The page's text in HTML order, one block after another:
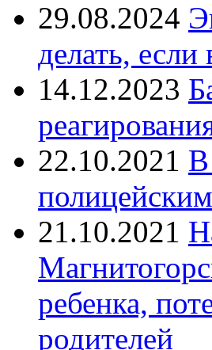
29.08.2024
делать,
14.12.2023
22.10.2021 В
21.10.2021
ребенка,
родителей